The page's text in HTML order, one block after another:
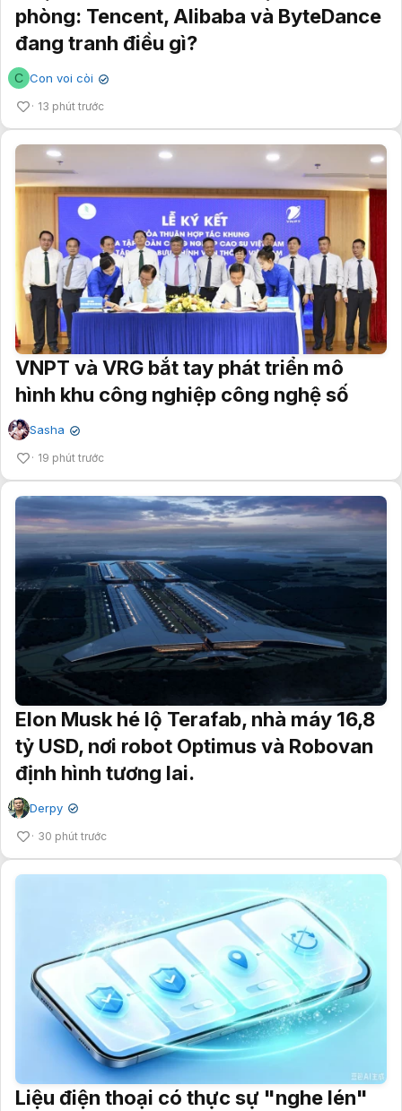
phòng: Tencent, Alibaba và ByteDance
đang tranh điều gì?
C Con voi còi ✔
13 phút trước
VNPT và VRG bắt tay phát triển mô
hình khu công nghiệp công nghệ số
Sasha ✔
19 phút trước
Elon Musk hé lộ Terafab, nhà máy 16,8
tỷ USD, nơi robot Optimus và Robovan
định hình tương lai.
Derpy ✔
30 phút trước
Liệu điện thoại có thực sự "nghe lén"